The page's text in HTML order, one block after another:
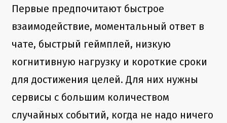
Первые предпочитают быстрое
взаимодействие, моментальный ответ в
чате, быстрый геймплей, низкую
когнитивную нагрузку и короткие сроки
для достижения целей. Для них нужны
сервисы с большим количеством
случайных событий, когда не надо ничего